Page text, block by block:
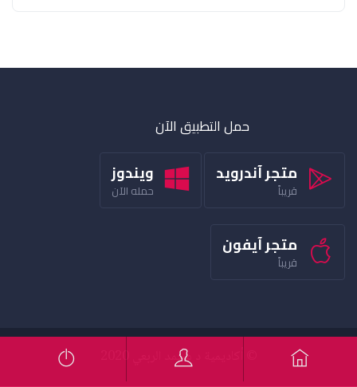
حمل التطبيق الآن
متجر آندرويد
قريباً
ويندوز
حمله الآن
متجر آيفون
قريباً
© أكاديمية د محمد الربعي 2020